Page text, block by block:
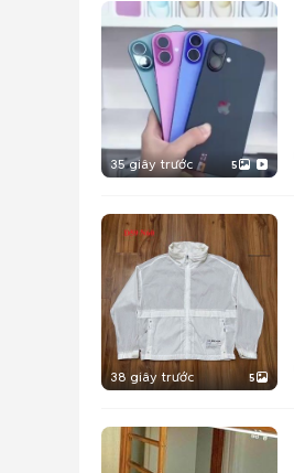
35 giây trước 5
38 giây trước 5